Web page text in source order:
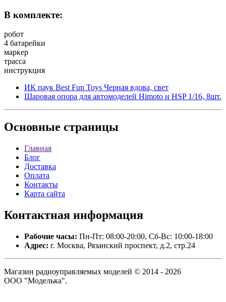
В комплекте:
робот
4 батарейки
маркер
трасса
инструкция
ИК паук Best Fun Toys Черная вдова, свет
Шаровая опора для автомоделей Himoto и HSP 1/16, 8шт.
Основные страницы
Главная
Блог
Доставка
Оплата
Контакты
Карта сайта
Контактная информация
Рабочие часы: Пн-Пт: 08:00-20:00, Сб-Вс: 10:00-18:00
Адрес: г. Москва, Рязанский проспект, д.2, стр.24
Магазин радиоуправляемых моделей © 2014 - 2026
ООО "Моделька".